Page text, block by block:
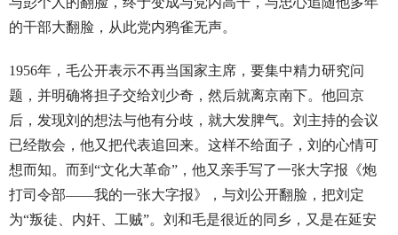
的干部大翻脸，从此党内鸦雀无声。
1956年，毛公开表示不再当国家主席，要集中精力研究问
题，并明确将担子交给刘少奇，然后就离京南下。他回京
后，发现刘的想法与他有分歧，就大发脾气。刘主持的会议
已经散会，他又把代表追回来。这样不给面子，刘的心情可
想而知。而到“文化大革命”，他又亲手写了一张大字报《炮
打司令部——我的一张大字报》，与刘公开翻脸，把刘定
为“叛徒、内奸、工贼”。刘和毛是很近的同乡，又是在延安